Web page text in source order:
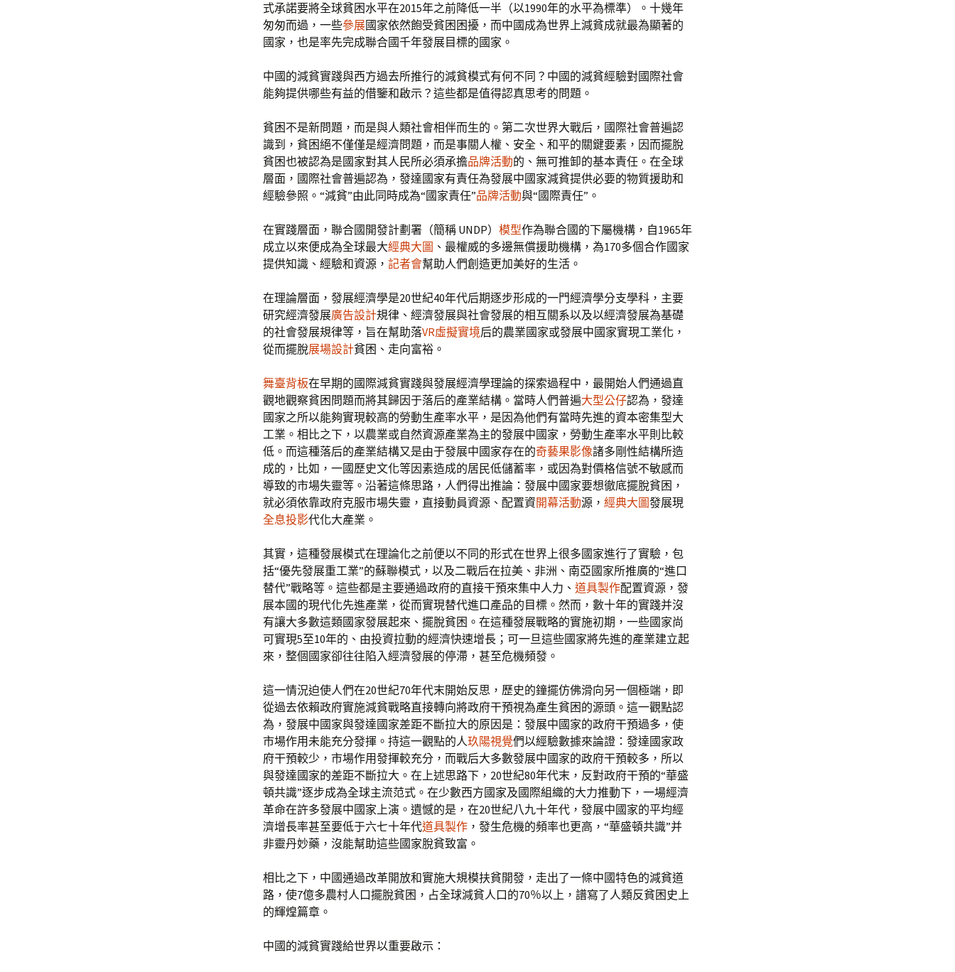
式承諾要將全球貧困水平在2015年之前降低一半（以1990年的水平為標準）。十幾年
匆匆而過，一些參展國家依然飽受貧困困擾，而中國成為世界上減貧成就最為顯著的
國家，也是率先完成聯合國千年發展目標的國家。
中國的減貧實踐與西方過去所推行的減貧模式有何不同？中國的減貧經驗對國際社會
能夠提供哪些有益的借鑒和啟示？這些都是值得認真思考的問題。
貧困不是新問題，而是與人類社會相伴而生的。第二次世界大戰后，國際社會普遍認
識到，貧困絕不僅僅是經濟問題，而是事關人權、安全、和平的關鍵要素，因而擺脫
貧困也被認為是國家對其人民所必須承擔品牌活動的、無可推卸的基本責任。在全球
層面，國際社會普遍認為，發達國家有責任為發展中國家減貧提供必要的物質援助和
經驗參照。“減貧”由此同時成為“國家責任”品牌活動與“國際責任”。
在實踐層面，聯合國開發計劃署（簡稱 UNDP） 模型作為聯合國的下屬機構，自1965年
成立以來便成為全球最大經典大圖 、最權威的多邊無償援助機構，為170多個合作國家
提供知識、經驗和資源， 記者會幫助人們創造更加美好的生活。
在理論層面，發展經濟學是20世紀40年代后期逐步形成的一門經濟學分支學科，主要
研究經濟發展廣告設計規律、經濟發展與社會發展的相互關系以及以經濟發展為基礎
的社會發展規律等，旨在幫助落VR虛擬實境后的農業國家或發展中國家實現工業化，
從而擺脫展場設計貧困、走向富裕。
舞臺背板在早期的國際減貧實踐與發展經濟學理論的探索過程中，最開始人們通過直
觀地觀察貧困問題而將其歸因于落后的產業結構。當時人們普遍大型公仔認為，發達
國家之所以能夠實現較高的勞動生產率水平，是因為他們有當時先進的資本密集型大
工業。相比之下，以農業或自然資源產業為主的發展中國家，勞動生產率水平則比較
低。而這種落后的產業結構又是由于發展中國家存在的奇藝果影像諸多剛性結構所造
成的，比如，一國歷史文化等因素造成的居民低儲蓄率，或因為對價格信號不敏感而
導致的市場失靈等。沿著這條思路，人們得出推論：發展中國家要想徹底擺脫貧困，
就必須依靠政府克服市場失靈，直接動員資源、配置資開幕活動源， 經典大圖發展現
全息投影代化大產業。
其實，這種發展模式在理論化之前便以不同的形式在世界上很多國家進行了實驗，包
括“優先發展重工業”的蘇聯模式，以及二戰后在拉美、非洲、南亞國家所推廣的“進口
替代”戰略等。這些都是主要通過政府的直接干預來集中人力、 道具製作配置資源，發
展本國的現代化先進產業，從而實現替代進口產品的目標。然而，數十年的實踐并沒
有讓大多數這類國家發展起來、擺脫貧困。在這種發展戰略的實施初期，一些國家尚
可實現5至10年的、由投資拉動的經濟快速增長；可一旦這些國家將先進的產業建立起
來，整個國家卻往往陷入經濟發展的停滯，甚至危機頻發。
這一情況迫使人們在20世紀70年代末開始反思，歷史的鐘擺仿佛滑向另一個極端，即
從過去依賴政府實施減貧戰略直接轉向將政府干預視為產生貧困的源頭。這一觀點認
為，發展中國家與發達國家差距不斷拉大的原因是：發展中國家的政府干預過多，使
市場作用未能充分發揮。持這一觀點的人玖陽視覺們以經驗數據來論證：發達國家政
府干預較少，市場作用發揮較充分，而戰后大多數發展中國家的政府干預較多，所以
與發達國家的差距不斷拉大。在上述思路下，20世紀80年代末，反對政府干預的“華盛
頓共識”逐步成為全球主流范式。在少數西方國家及國際組織的大力推動下，一場經濟
革命在許多發展中國家上演。遺憾的是，在20世紀八九十年代，發展中國家的平均經
濟增長率甚至要低于六七十年代道具製作 ，發生危機的頻率也更高，“華盛頓共識”并
非靈丹妙藥，沒能幫助這些國家脫貧致富。
相比之下，中國通過改革開放和實施大規模扶貧開發，走出了一條中國特色的減貧道
路，使7億多農村人口擺脫貧困，占全球減貧人口的70％以上，譜寫了人類反貧困史上
的輝煌篇章。
中國的減貧實踐給世界以重要啟示：